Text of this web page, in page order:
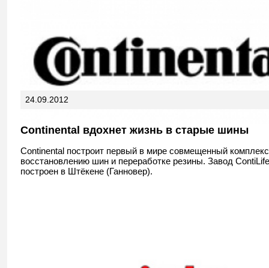
24.09.2012
Continental вдохнет жизнь в старые шины
Continental построит первый в мире совмещенный
восстановлению шин и переработке резины. Завод
построен в Штёкене (Ганновер).